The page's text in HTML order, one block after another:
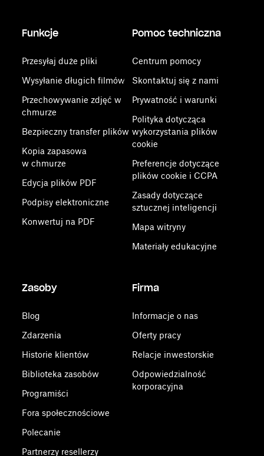
Funkcje
Przesyłaj duże pliki
Wysyłanie długich filmów
Przechowywanie zdjęć w
chmurze
Bezpieczny transfer plików
Kopia zapasowa
w chmurze
Edycja plików PDF
Podpisy elektroniczne
Konwertuj na PDF
Pomoc techniczna
Centrum pomocy
Skontaktuj się z nami
Prywatność i warunki
Polityka dotycząca
wykorzystania plików
cookie
Preferencje dotyczące
plików cookie i CCPA
Zasady dotyczące
sztucznej inteligencji
Mapa witryny
Materiały edukacyjne
Zasoby
Blog
Zdarzenia
Historie klientów
Biblioteka zasobów
Programiści
Fora społecznościowe
Polecanie
Partnerzy resellerzy
Firma
Informacje o nas
Oferty pracy
Relacje inwestorskie
Odpowiedzialność
korporacyjna